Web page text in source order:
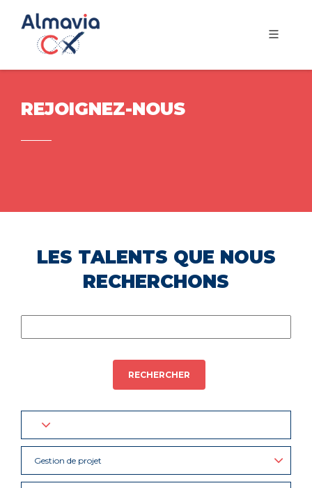
REJOIGNEZ-NOUS
LES TALENTS QUE NOUS
RECHERCHONS
RECHERCHER
Gestion de projet